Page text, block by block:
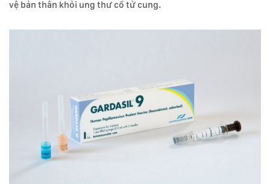
vệ bản thân khỏi ung thư cổ tử cung.